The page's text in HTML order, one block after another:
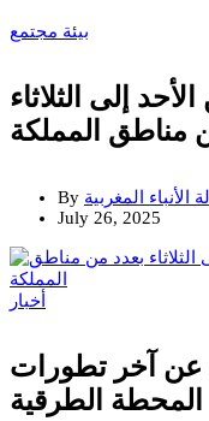
بيئة مجتمع
إلى الثلاثاء
مناطق المملكة
By الأنباء المغربية
July 26, 2025
أخبار
عن آخر تطورات
الطرقية